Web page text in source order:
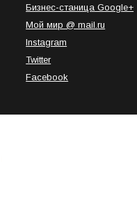
Бизнес-станица Google+
Мой мир @ mail.ru
Instagram
Twitter
Facebook